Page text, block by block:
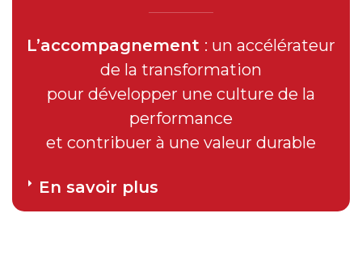
L’accompagnement : un accélérateur
de la transformation
pour développer une culture de la
performance
et contribuer à une valeur durable
En savoir plus